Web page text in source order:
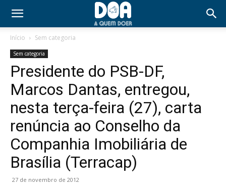
Início Sem categoria
Sem categoria
Presidente do PSB-DF,
Marcos Dantas, entregou,
nesta terça-feira (27), carta
renúncia ao Conselho da
Companhia Imobiliária de
Brasília (Terracap)
27 de novembro de 2012